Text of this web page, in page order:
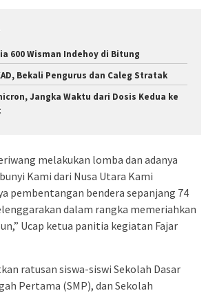
600 Wisman Indehoy di Bitung
Bekali Pengurus dan Caleg Stratak
Jangka Waktu dari Dosis Kedua ke
melakukan lomba dan adanya
Kami dari Nusa Utara Kami
pembentangan bendera sepanjang 74
dalam rangka memeriahkan
Ucap ketua panitia kegiatan Fajar
ratusan siswa-siswi Sekolah Dasar
Pertama (SMP), dan Sekolah